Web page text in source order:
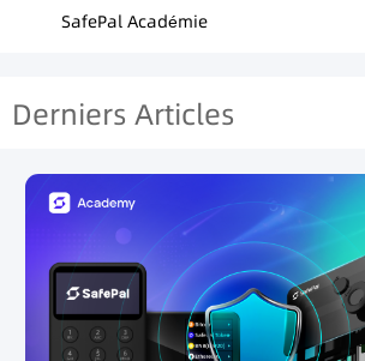
SafePal Académie
Derniers Articles